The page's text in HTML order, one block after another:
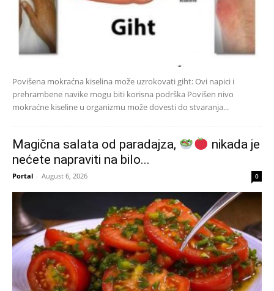
Povišena mokraćna kiselina može uzrokovati giht: Ovi napici i
prehrambene navike mogu biti korisna podrška Povišen nivo
mokraćne kiseline u organizmu može dovesti do stvaranja...
Magična salata od paradajza,
nikada je
nećete napraviti na bilo...
Portal - August 6, 2026 0